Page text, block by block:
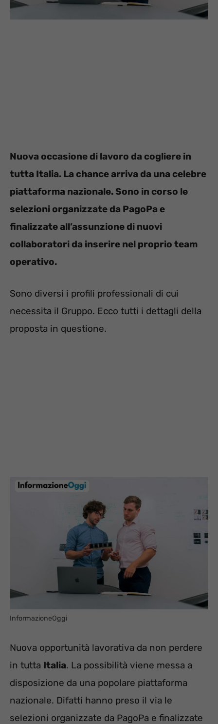
Nuova occasione di lavoro da cogliere in
tutta Italia. La chance arriva da una celebre
piattaforma nazionale. Sono in corso le
selezioni organizzate da PagoPa e
finalizzate all’assunzione di nuovi
collaboratori da inserire nel proprio team
operativo.
Sono diversi i profili professionali di cui
necessita il Gruppo. Ecco tutti i dettagli della
proposta in questione.
InformazioneOggi
Nuova opportunità lavorativa da non perdere
in tutta Italia. La possibilità viene messa a
disposizione da una popolare piattaforma
nazionale. Difatti hanno preso il via le
selezioni organizzate da PagoPa e finalizzate